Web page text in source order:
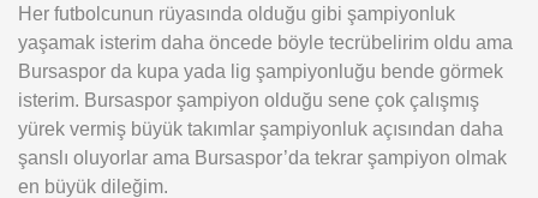
Her futbolcunun rüyasında olduğu gibi şampiyonluk
yaşamak isterim daha öncede böyle tecrübelirim oldu ama
Bursaspor da kupa yada lig şampiyonluğu bende görmek
isterim. Bursaspor şampiyon olduğu sene çok çalışmış
yürek vermiş büyük takımlar şampiyonluk açısından daha
şanslı oluyorlar ama Bursaspor’da tekrar şampiyon olmak
en büyük dileğim.